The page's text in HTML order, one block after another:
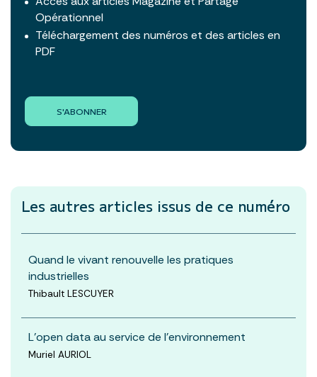
Opérationnel
Téléchargement des numéros et des articles en
PDF
S'ABONNER
Les autres articles issus de ce numéro
Quand le vivant renouvelle les pratiques
industrielles
Thibault LESCUYER
L’open data au service de l’environnement
Muriel AURIOL